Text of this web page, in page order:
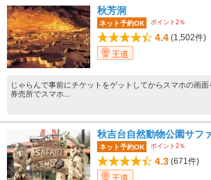
秋芳洞
ネット予約OK ポイント2％
4.4 (1,502件)
王道
じゃらんで事前にチケットをゲットしてからスマホの画面
券売所でスマホ...
秋吉台自然動物公園サフ
ネット予約OK ポイント2％
4.3 (671件)
王道